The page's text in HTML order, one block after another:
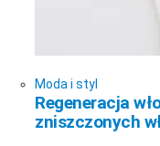
Moda i styl
Regeneracja
zniszczonych